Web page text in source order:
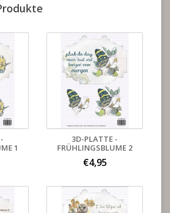
1
3D-PLATTE -
FRÜHLINGSBLUME 2
€4,95